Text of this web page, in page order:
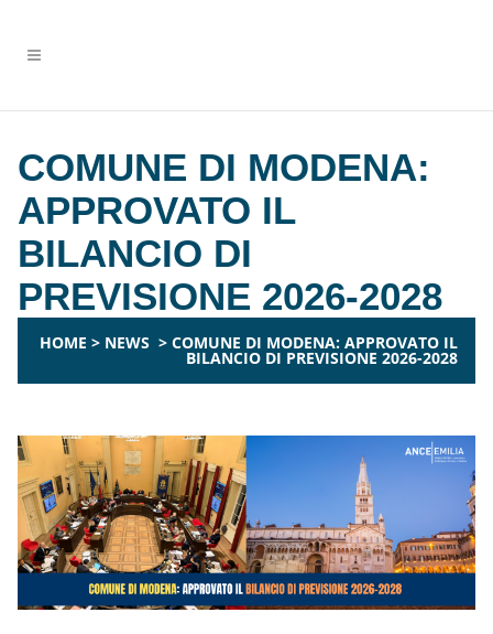
COMUNE DI MODENA:
APPROVATO IL
BILANCIO DI
PREVISIONE 2026-2028
HOME > NEWS > COMUNE DI MODENA: APPROVATO IL
BILANCIO DI PREVISIONE 2026-2028